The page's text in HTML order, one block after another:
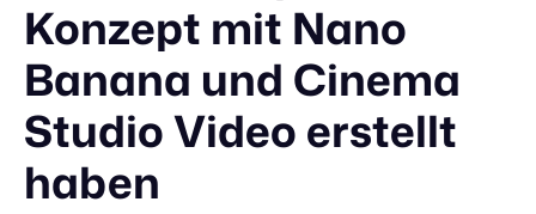
Konzept mit Nano
Banana und Cinema
Studio Video erstellt
haben